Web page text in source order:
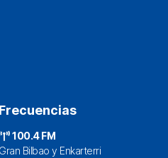
100.4 FM
Bilbao y Enkarterri